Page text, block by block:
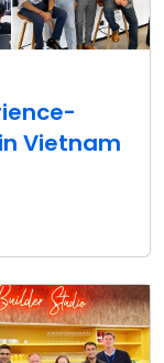
Vietnam